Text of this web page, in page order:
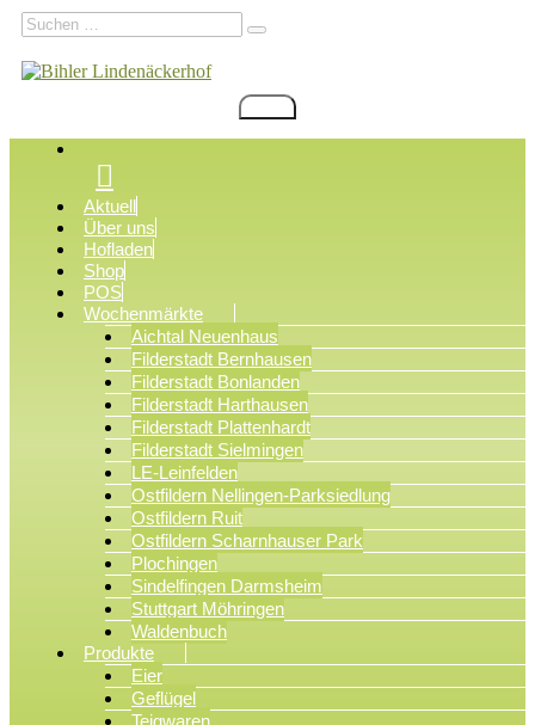
Zum
Inhalt
springen
Suchen
nach:
Suchen
Aktuell
Über uns
Hofladen
Shop
POS
Wochenmärkte
Aichtal Neuenhaus
Filderstadt Bernhausen
Filderstadt Bonlanden
Filderstadt Harthausen
Filderstadt Plattenhardt
Filderstadt Sielmingen
LE-Leinfelden
Ostfildern Nellingen-Parksiedlung
Ostfildern Ruit
Ostfildern Scharnhauser Park
Plochingen
Sindelfingen Darmsheim
Stuttgart Möhringen
Waldenbuch
Produkte
Eier
Geflügel
Teigwaren